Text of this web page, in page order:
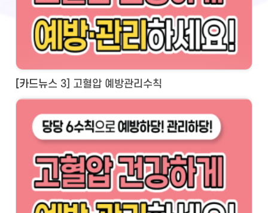
[카드뉴스 3] 고혈압 예방관리수칙